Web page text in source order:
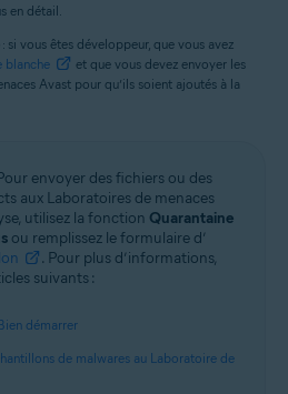
en détail.
: si vous êtes développeur, que vous avez
blanche
et que vous devez envoyer les
Avast pour qu’ils soient ajoutés à la
envoyer des fichiers ou des
aux Laboratoires de menaces
utilisez la fonction Quarantaine
ou remplissez le formulaire d’
. Pour plus d’informations,
suivants :
démarrer
de malwares au Laboratoire de